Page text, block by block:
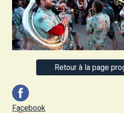
Retour à la page
Facebook